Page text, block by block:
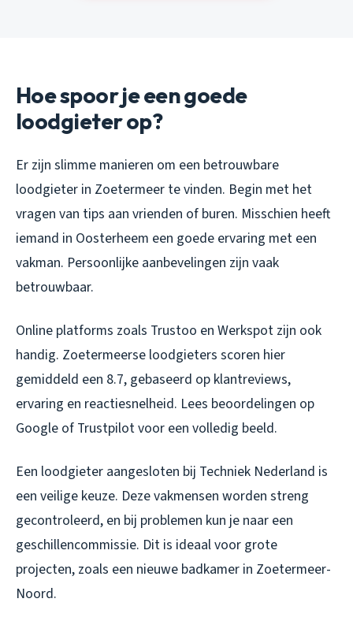
Hoe spoor je een goede
loodgieter op?
Er zijn slimme manieren om een betrouwbare
loodgieter in Zoetermeer te vinden. Begin met het
vragen van tips aan vrienden of buren. Misschien heeft
iemand in Oosterheem een goede ervaring met een
vakman. Persoonlijke aanbevelingen zijn vaak
betrouwbaar.
Online platforms zoals Trustoo en Werkspot zijn ook
handig. Zoetermeerse loodgieters scoren hier
gemiddeld een 8.7, gebaseerd op klantreviews,
ervaring en reactiesnelheid. Lees beoordelingen op
Google of Trustpilot voor een volledig beeld.
Een loodgieter aangesloten bij Techniek Nederland is
een veilige keuze. Deze vakmensen worden streng
gecontroleerd, en bij problemen kun je naar een
geschillencommissie. Dit is ideaal voor grote
projecten, zoals een nieuwe badkamer in Zoetermeer-
Noord.